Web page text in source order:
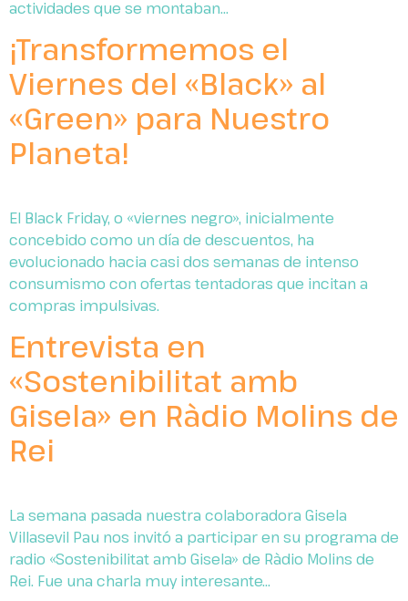
actividades que se montaban…
¡Transformemos el
Viernes del «Black» al
«Green» para Nuestro
Planeta!
El Black Friday, o «viernes negro», inicialmente
concebido como un día de descuentos, ha
evolucionado hacia casi dos semanas de intenso
consumismo con ofertas tentadoras que incitan a
compras impulsivas.
Entrevista en
«Sostenibilitat amb
Gisela» en Ràdio Molins de
Rei
La semana pasada nuestra colaboradora Gisela
Villasevil Pau nos invitó a participar en su programa de
radio «Sostenibilitat amb Gisela» de Ràdio Molins de
Rei. Fue una charla muy interesante…